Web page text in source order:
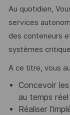
Au quotidien,
services
des conteneurs
systèmes
A ce titre, vous
Concevoir
au temps réel
Réaliser